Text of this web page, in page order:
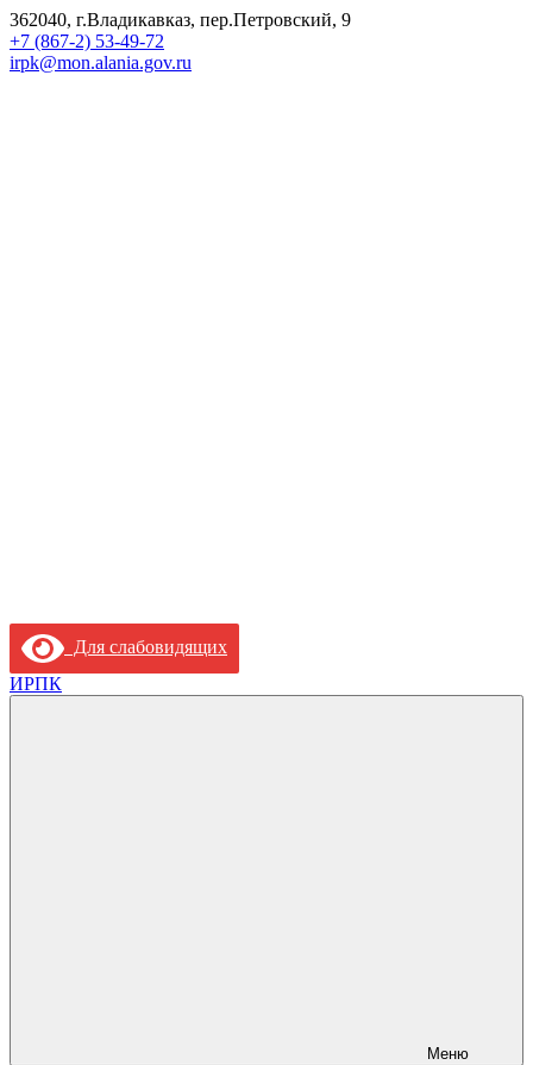
362040, г.Владикавказ, пер.Петровский, 9
+7 (867-2) 53-49-72
irpk@mon.alania.gov.ru
Для слабовидящих
ИРПК
Меню